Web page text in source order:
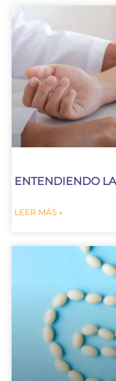
ENTENDIENDO
LEER MÁS »